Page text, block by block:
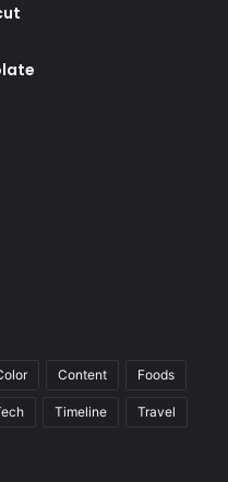
Content Foods
Timeline Travel